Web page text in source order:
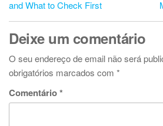
and What to Check First
Deixe um comentário
O seu endereço de email não será
obrigatórios marcados com *
Comentário*